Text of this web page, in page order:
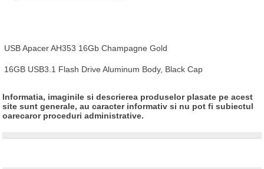
USB Apacer AH353 16Gb Champagne Gold
16GB USB3.1 Flash Drive Aluminum Body, Black Cap
Informatia, imaginile si descrierea produselor plasate pe acest
site sunt generale, au caracter informativ si nu pot fi subiectul
oarecaror proceduri administrative.